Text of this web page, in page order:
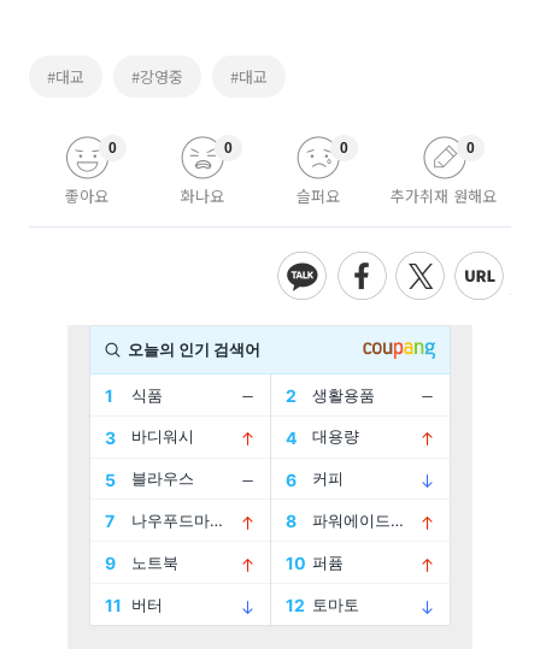
#대교 #강영중 #대교
좋아요
0
화나요
0
슬퍼요
0
추가취재 원해요
0